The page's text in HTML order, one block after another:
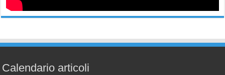
Calendario articoli